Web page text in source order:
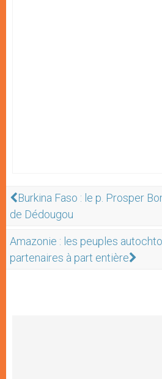
Burkina Faso : le p. Prosper
de Dédougou
Amazonie : les peuples
partenaires à part entière